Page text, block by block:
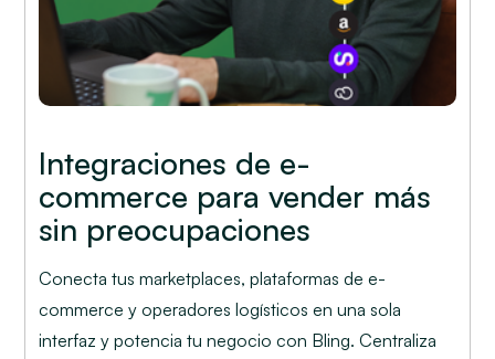
Integraciones de e-
commerce para vender más
sin preocupaciones
Conecta tus marketplaces, plataformas de e-
commerce y operadores logísticos en una sola
interfaz y potencia tu negocio con Bling. Centraliza